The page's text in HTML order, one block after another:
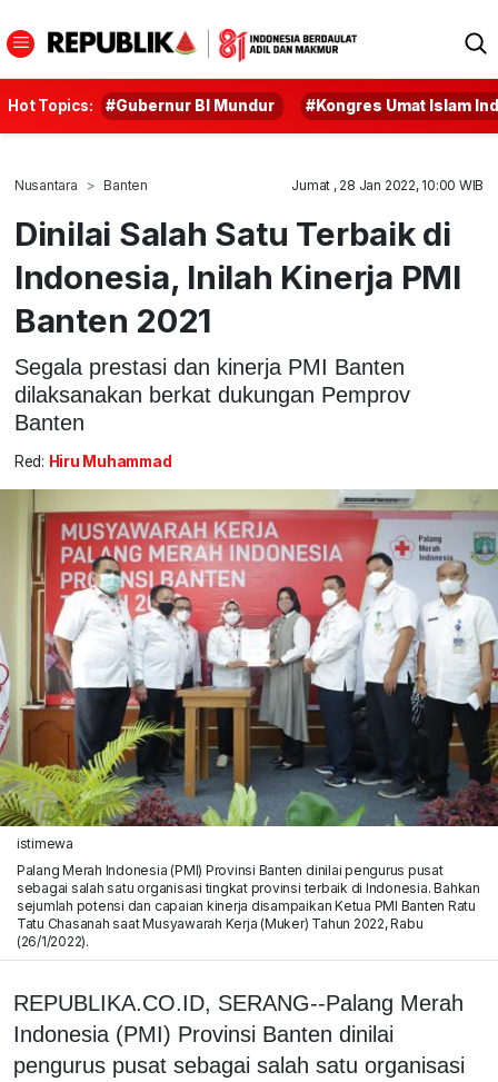
Hot Topics: #Gubernur BI Mundur #Kongres Umat Islam
Nusantara Banten Jumat , 28 Jan 2022, 10:00 WIB
Dinilai Salah Satu Terbaik di
Indonesia, Inilah Kinerja PMI
Banten 2021
Segala prestasi dan kinerja PMI Banten
dilaksanakan berkat dukungan Pemprov
Banten
Red: Hiru Muhammad
istimewa
Palang Merah Indonesia (PMI) Provinsi Banten dinilai pengurus pusat
sebagai salah satu organisasi tingkat provinsi terbaik di Indonesia. Bahkan
sejumlah potensi dan capaian kinerja disampaikan Ketua PMI Banten Ratu
Tatu Chasanah saat Musyawarah Kerja (Muker) Tahun 2022, Rabu
(26/1/2022).
REPUBLIKA.CO.ID, SERANG--Palang Merah
Indonesia (PMI) Provinsi Banten dinilai
pengurus pusat sebagai salah satu organisasi